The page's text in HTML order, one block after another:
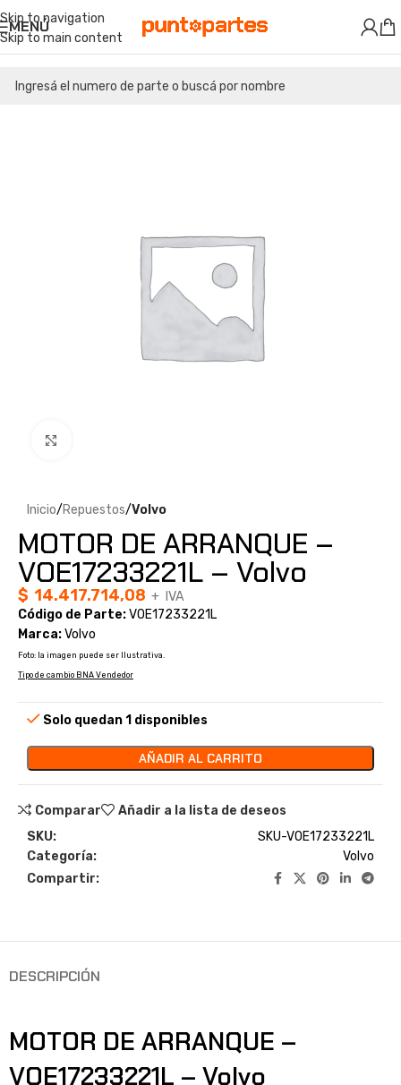
Skip to navigation
Skip to main content
MENÚ
Inicio Repuestos Volvo
MOTOR DE ARRANQUE –
VOE17233221L – Volvo
$ 14.417.714,08 + IVA
Código de Parte:VOE17233221L
Marca:Volvo
Foto: la imagen puede ser Ilustrativa.
Tipo de cambio BNA Vendedor
Solo quedan 1 disponibles
AÑADIR AL CARRITO
Comparar
Añadir a la lista de deseos
SKU:
SKU-VOE17233221L
Categoría:
Volvo
Compartir:
DESCRIPCIÓN
MOTOR DE ARRANQUE –
VOE17233221L – Volvo